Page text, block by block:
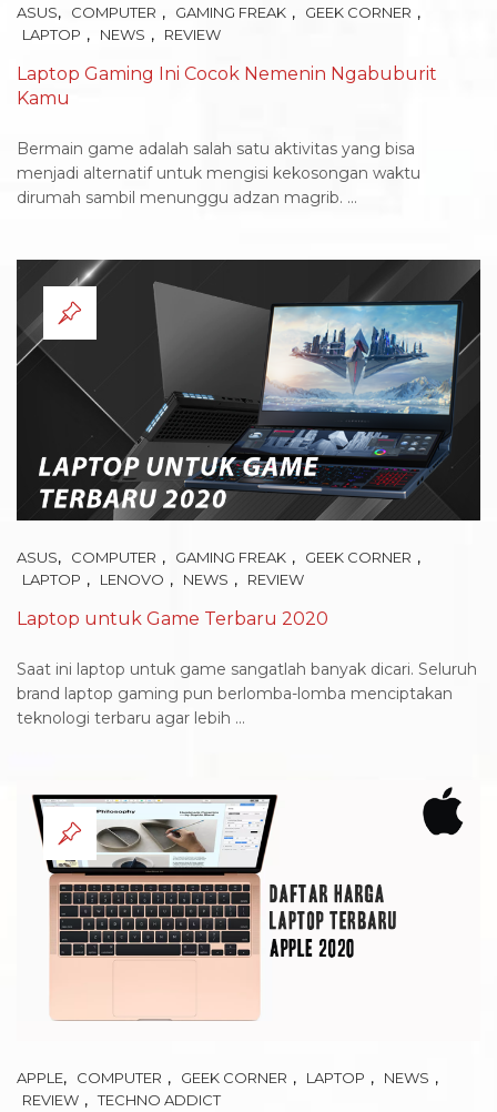
ASUS, COMPUTER , GAMING FREAK , GEEK CORNER ,
LAPTOP , NEWS , REVIEW
Laptop Gaming Ini Cocok Nemenin Ngabuburit
Kamu
Bermain game adalah salah satu aktivitas yang bisa
menjadi alternatif untuk mengisi kekosongan waktu
dirumah sambil menunggu adzan magrib. ...
ASUS, COMPUTER , GAMING FREAK , GEEK CORNER ,
LAPTOP , LENOVO , NEWS , REVIEW
Laptop untuk Game Terbaru 2020
Saat ini laptop untuk game sangatlah banyak dicari. Seluruh
brand laptop gaming pun berlomba-lomba menciptakan
teknologi terbaru agar lebih ...
APPLE, COMPUTER , GEEK CORNER , LAPTOP , NEWS ,
REVIEW , TECHNO ADDICT